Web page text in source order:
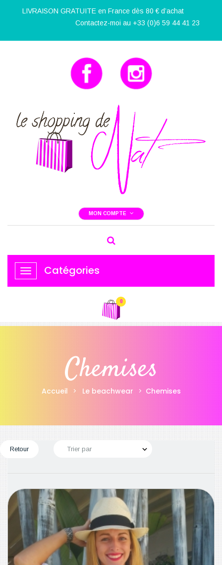
LIVRAISON GRATUITE en France dès 80 € d’achat
Contactez-moi au +33 (0)6 59 44 41 23
MON COMPTE
Basculer
la
Catégories
0
Chemises
Accueil Le beachwear Chemises
Retour